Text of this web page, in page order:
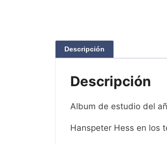
Descripción
Descripción
Album de estudio del
Hanspeter Hess en los